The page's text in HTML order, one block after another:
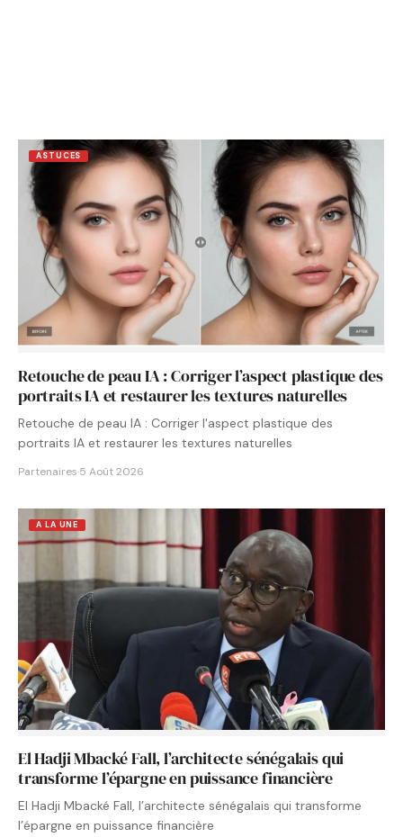
ASTUCES
Retouche de peau IA : Corriger l’aspect plastique des
portraits IA et restaurer les textures naturelles
Retouche de peau IA : Corriger l'aspect plastique des
portraits IA et restaurer les textures naturelles
Partenaires·5 Août 2026
A LA UNE
El Hadji Mbacké Fall, l’architecte sénégalais qui
transforme l’épargne en puissance financière
El Hadji Mbacké Fall, l’architecte sénégalais qui transforme
l’épargne en puissance financière